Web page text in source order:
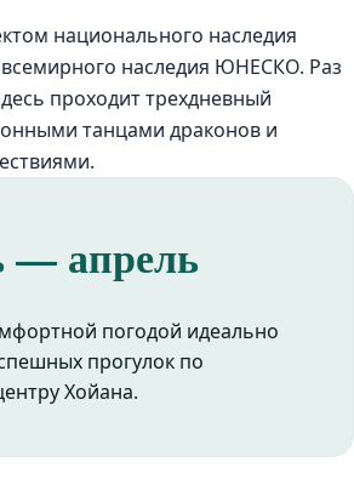
национального наследия
наследия ЮНЕСКО. Раз
проходит трехдневный
танцами драконов и
— апрель
погодой идеально
прогулок по
Хойана.